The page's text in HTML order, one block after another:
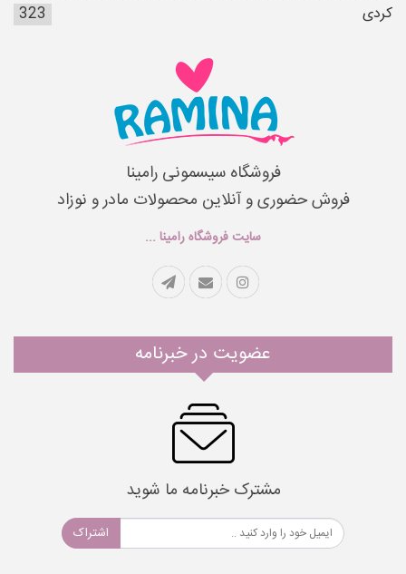
کردی
323
فروشگاه سیسمونی رامینا
فروش حضوری و آنلاین محصولات مادر و نوزاد
سایت فروشگاه رامینا ...
عضویت در خبرنامه
مشترک خبرنامه ما شوید
اشتراک